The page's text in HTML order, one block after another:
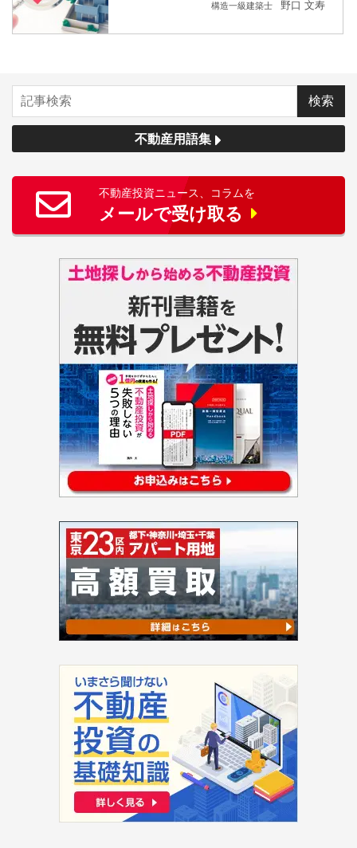
構造一級建築士 野口 文寿
不動産用語集
不動産投資ニュース、コラムを
メールで受け取る